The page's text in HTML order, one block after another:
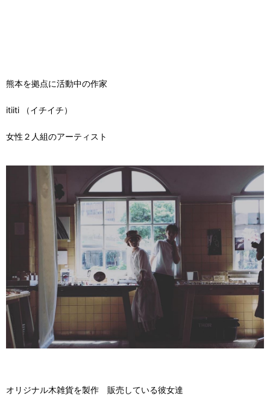
熊本を拠点に活動中の作家
itiiti （イチイチ）
女性２人組のアーティスト
オリジナル木雑貨を製作 販売している彼女達